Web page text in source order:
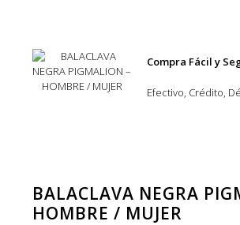
Compra Fácil y
Efectivo, Crédito,
BALACLAVA NEGRA
HOMBRE / MUJER